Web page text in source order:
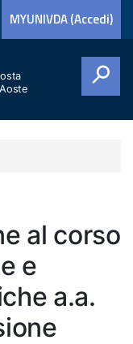
MYUNIVDA (Accedi)
al corso
e
a.a.